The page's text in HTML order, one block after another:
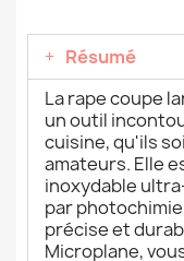
Résumé
La rape coupe
un outil
cuisine, qu'ils
amateurs. Elle
inoxydable
par
précise et
Microplane,